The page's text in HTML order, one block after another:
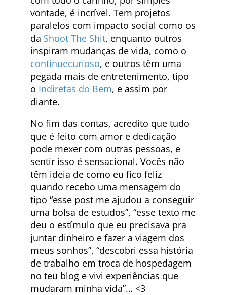
vontade, é incrível. Tem projetos
paralelos com impacto social como os
da Shoot The Shit, enquanto outros
inspiram mudanças de vida, como o
continuecurioso, e outros têm uma
pegada mais de entretenimento, tipo
o Indiretas do Bem, e assim por
diante.
No fim das contas, acredito que tudo
que é feito com amor e dedicação
pode mexer com outras pessoas, e
sentir isso é sensacional. Vocês não
têm ideia de como eu fico feliz
quando recebo uma mensagem do
tipo “esse post me ajudou a conseguir
uma bolsa de estudos”, “esse texto me
deu o estímulo que eu precisava pra
juntar dinheiro e fazer a viagem dos
meus sonhos”, “descobri essa história
de trabalho em troca de hospedagem
no teu blog e vivi experiências que
mudaram minha vida”… <3